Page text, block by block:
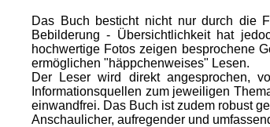
Das Buch besticht nicht nur durch die
Bebilderung - Übersichtlichkeit hat
hochwertige Fotos zeigen besprochene
ermöglichen "häppchenweises" Lesen.
Der Leser wird direkt angesprochen,
Informationsquellen zum jeweiligen
einwandfrei. Das Buch ist zudem robust
Anschaulicher, aufregender und